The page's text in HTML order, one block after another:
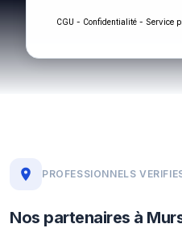
CGU - Confidentialité - Service
PROFESSIONNELS
Nos partenaires à